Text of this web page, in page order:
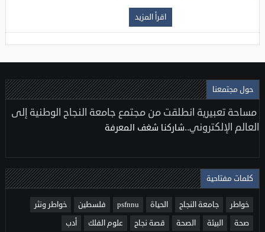
اقرأ المزيد
حول مجتمعنا
مساحة تعبيرية انطلقت من مجتمع جامعة النجاح الوطنية إلى
العالم الإلكتروني..شاركنا شغف المعرفة
كلمات مفتاحية
خواطر جامعة النجاح الحياة psfnnu فلسطين
خواطر ونثر
صحة
البيئة الصحة قصة نجاح علوم الفلك
أدب